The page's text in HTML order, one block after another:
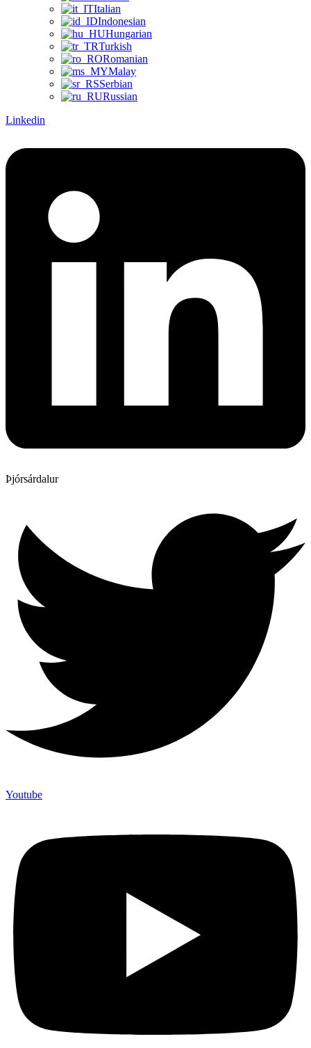
Italian
Indonesian
Hungarian
Turkish
Romanian
Malay
Serbian
Russian
Linkedin
Þjórsárdalur
Youtube